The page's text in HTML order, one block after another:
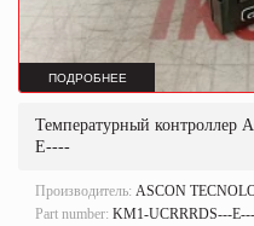
ПОДРОБНЕЕ
Температурный контроллер
E----
Производитель: ASCON
Part number: KM1-UCRRRDS---